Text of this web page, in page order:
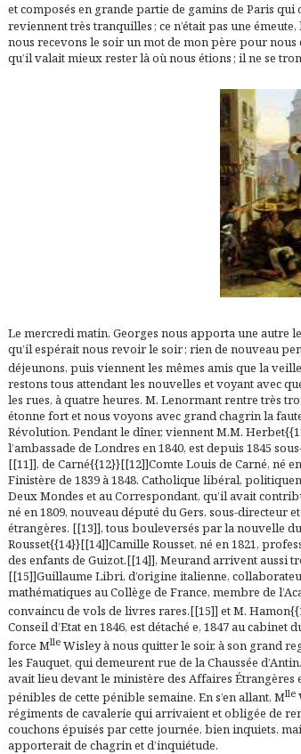
et composés en grande partie de gamins de Paris qui
reviennent très tranquilles ; ce n’était pas une
nous recevons le soir un mot de mon père pour nous
qu’il valait mieux rester là où nous étions ; il ne se
Le mercredi matin, Georges nous apporta une autre
qu’il espérait nous revoir le soir ; rien de nouveau
déjeunons, puis viennent les mêmes amis que la
restons tous attendant les nouvelles et voyant avec
les rues, à quatre heures. M. Lenormant rentre très
étonne fort et nous voyons avec grand chagrin la
Révolution. Pendant le dîner, viennent M.M.
l’ambassade de Londres en 1840, est depuis 1845
[[11]], de Carné{{12}}[[12]]Comte Louis de Carné, né
Finistère de 1839 à 1848. Catholique libéral,
Deux Mondes et auCorrespondant, qu’il avait
né en 1809, nouveau député du Gers, sous-directeur
étrangères. [[13]], tous bouleversés par la nouvelle
Rousset{{14}}[[14]]Camille Rousset, né en 1821,
des enfants de Guizot.[[14]], Meurand arrivent aussi
[[15]]Guillaume Libri, d’origine italienne,
mathématiques au Collège de France, membre de
convaincu de vols de livres rares.[[15]] et M.
Conseil d’Etat en 1846, est détaché e, 1847 au
force Mlle Wisley à nous quitter le soir, à son grand
les Fauquet, qui demeurent rue de la Chaussée
avait lieu devant le ministère des Affaires Étrangères
pénibles de cette pénible semaine. En s’en allant, Mlle
régiments de cavalerie qui arrivaient et obligée de
couchons épuisés par cette journée, bien inquiets,
apporterait de chagrin et d’inquiétude.